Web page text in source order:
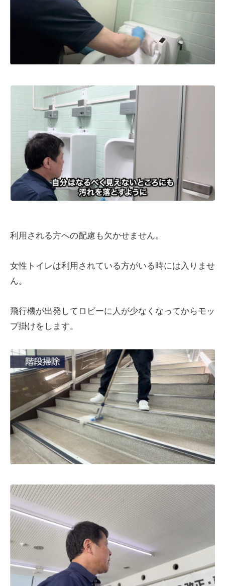
利用される方への配慮も欠かせません。
女性トイレは利用されている方がいる時には入りませ
ん。
飛行機が出発してロビーに人が少なくなってからモッ
プ掛けをします。